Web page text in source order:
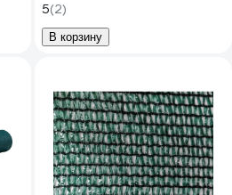
5(2)
В корзину